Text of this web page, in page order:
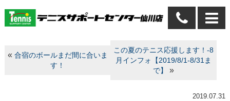
« 合宿のボールまだ間に合いま
す！
この夏のテニス応援します！-8
月インフォ【2019/8/1-8/31ま
で】
»
2019.07.31